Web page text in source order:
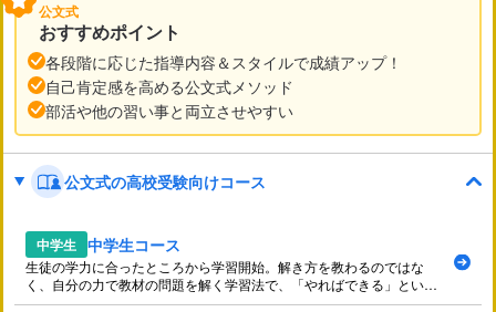
公文式
おすすめポイント
各段階に応じた指導内容＆スタイルで成績アップ！
自己肯定感を高める公文式メソッド
部活や他の習い事と両立させやすい
公文式の高校受験向けコース
中学生 中学生コース
生徒の学力に合ったところから学習開始。解き方を教わるのではな
く、自分の力で教材の問題を解く学習法で、「やればできる」という
自己肯定感を育みます。